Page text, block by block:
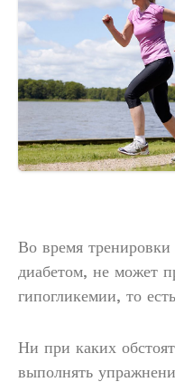
Во время
диабетом, не может
гипогликемии, то
Ни при каких
выполнять